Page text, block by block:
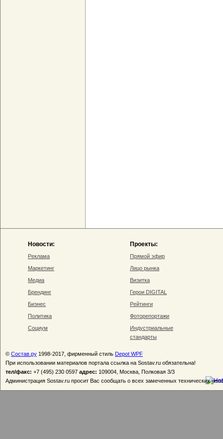
Новости:
Реклама
Маркетинг
Медиа
Брендинг
Бизнес
Политика
Социум
Проекты:
Прямой эфир
Лицо рынка
Визитка
Герои DIGITAL
Рейтинги
Фоторепортажи
Индустриальные
стандарты
© Состав.ру 1998-2017, фирменный стиль Depot WPF
При использовании материалов портала ссылка на Sostav.ru обязательна!
тел/факс: +7 (495) 230 0597 адрес: 109004, Москва, Полковая 3/3
Администрация Sostav.ru просит Вас сообщать о всех замеченных технических